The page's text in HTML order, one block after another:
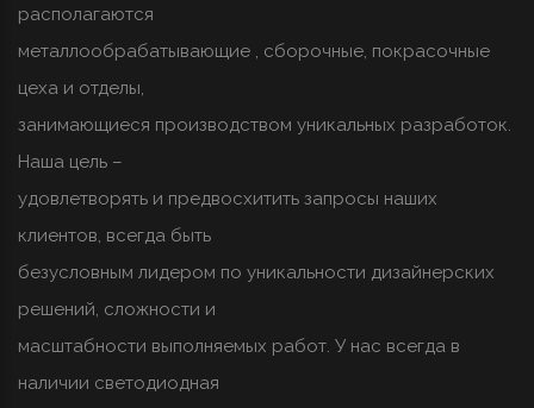
располагаются
металлообрабатывающие , сборочные, покрасочные
цеха и отделы,
занимающиеся производством уникальных разработок.
Наша цель –
удовлетворять и предвосхитить запросы наших
клиентов, всегда быть
безусловным лидером по уникальности дизайнерских
решений, сложности и
масштабности выполняемых работ. У нас всегда в
наличии светодиодная